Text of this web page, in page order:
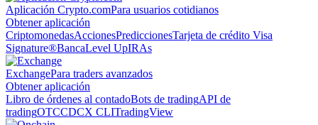
Aplicación Crypto.comPara usuarios cotidianos
Obtener aplicación
CriptomonedasAccionesPrediccionesTarjeta de crédito Visa
Signature®BancaLevel UpIRAs
ExchangePara traders avanzados
Obtener aplicación
Libro de órdenes al contadoBots de tradingAPI de
tradingOTCCDCX CLITradingView